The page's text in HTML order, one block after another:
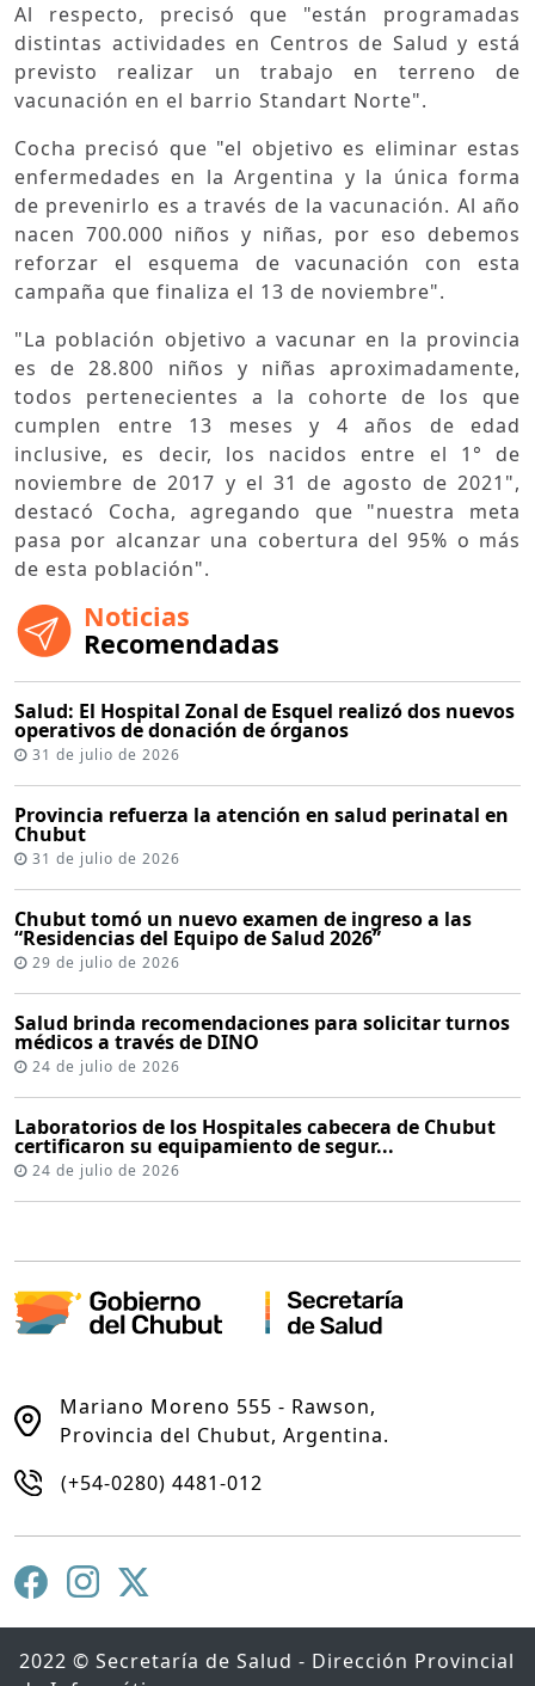
Al respecto, precisó que "están programadas
distintas actividades en Centros de Salud y está
previsto realizar un trabajo en terreno de
vacunación en el barrio Standart Norte".
Cocha precisó que "el objetivo es eliminar estas
enfermedades en la Argentina y la única forma
de prevenirlo es a través de la vacunación. Al año
nacen 700.000 niños y niñas, por eso debemos
reforzar el esquema de vacunación con esta
campaña que finaliza el 13 de noviembre".
"La población objetivo a vacunar en la provincia
es de 28.800 niños y niñas aproximadamente,
todos pertenecientes a la cohorte de los que
cumplen entre 13 meses y 4 años de edad
inclusive, es decir, los nacidos entre el 1° de
noviembre de 2017 y el 31 de agosto de 2021",
destacó Cocha, agregando que "nuestra meta
pasa por alcanzar una cobertura del 95% o más
de esta población".
Noticias
Recomendadas
Salud: El Hospital Zonal de Esquel realizó dos nuevos
operativos de donación de órganos
31 de julio de 2026
Provincia refuerza la atención en salud perinatal en
Chubut
31 de julio de 2026
Chubut tomó un nuevo examen de ingreso a las
“Residencias del Equipo de Salud 2026”
29 de julio de 2026
Salud brinda recomendaciones para solicitar turnos
médicos a través de DINO
24 de julio de 2026
Laboratorios de los Hospitales cabecera de Chubut
certificaron su equipamiento de segur...
24 de julio de 2026
Mariano Moreno 555 - Rawson,
Provincia del Chubut, Argentina.
(+54-0280) 4481-012
2022 © Secretaría de Salud - Dirección Provincial